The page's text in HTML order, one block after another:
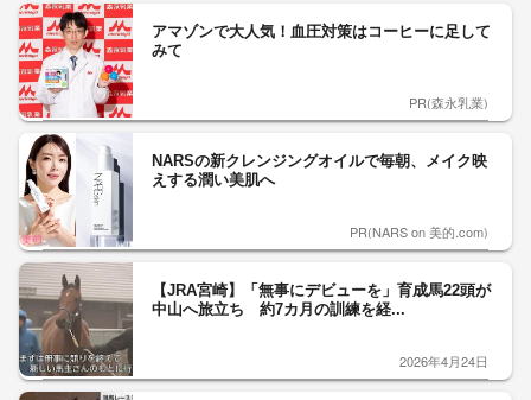
アマゾンで大人気！血圧対策はコーヒーに足して
みて
PR(森永乳業)
NARSの新クレンジングオイルで毎朝、メイク映
えする潤い美肌へ
PR(NARS on 美的.com)
【JRA宮崎】「無事にデビューを」育成馬22頭が
中山へ旅立ち 約7カ月の訓練を経...
2026年4月24日